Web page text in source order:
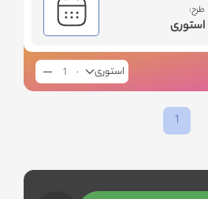
طرح:
استوری
استوری
1